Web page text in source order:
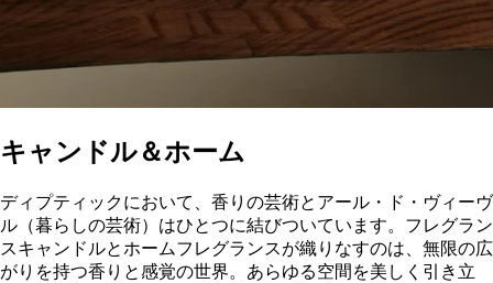
キャンドル＆ホーム
ディプティックにおいて、香りの芸術とアール・ド・ヴィーヴ
ル（暮らしの芸術）はひとつに結びついています。フレグラン
スキャンドルとホームフレグランスが織りなすのは、無限の広
がりを持つ香りと感覚の世界。あらゆる空間を美しく引き立